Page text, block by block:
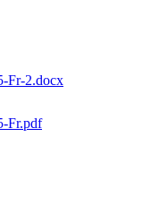
Fr-2.docx
Fr.pdf